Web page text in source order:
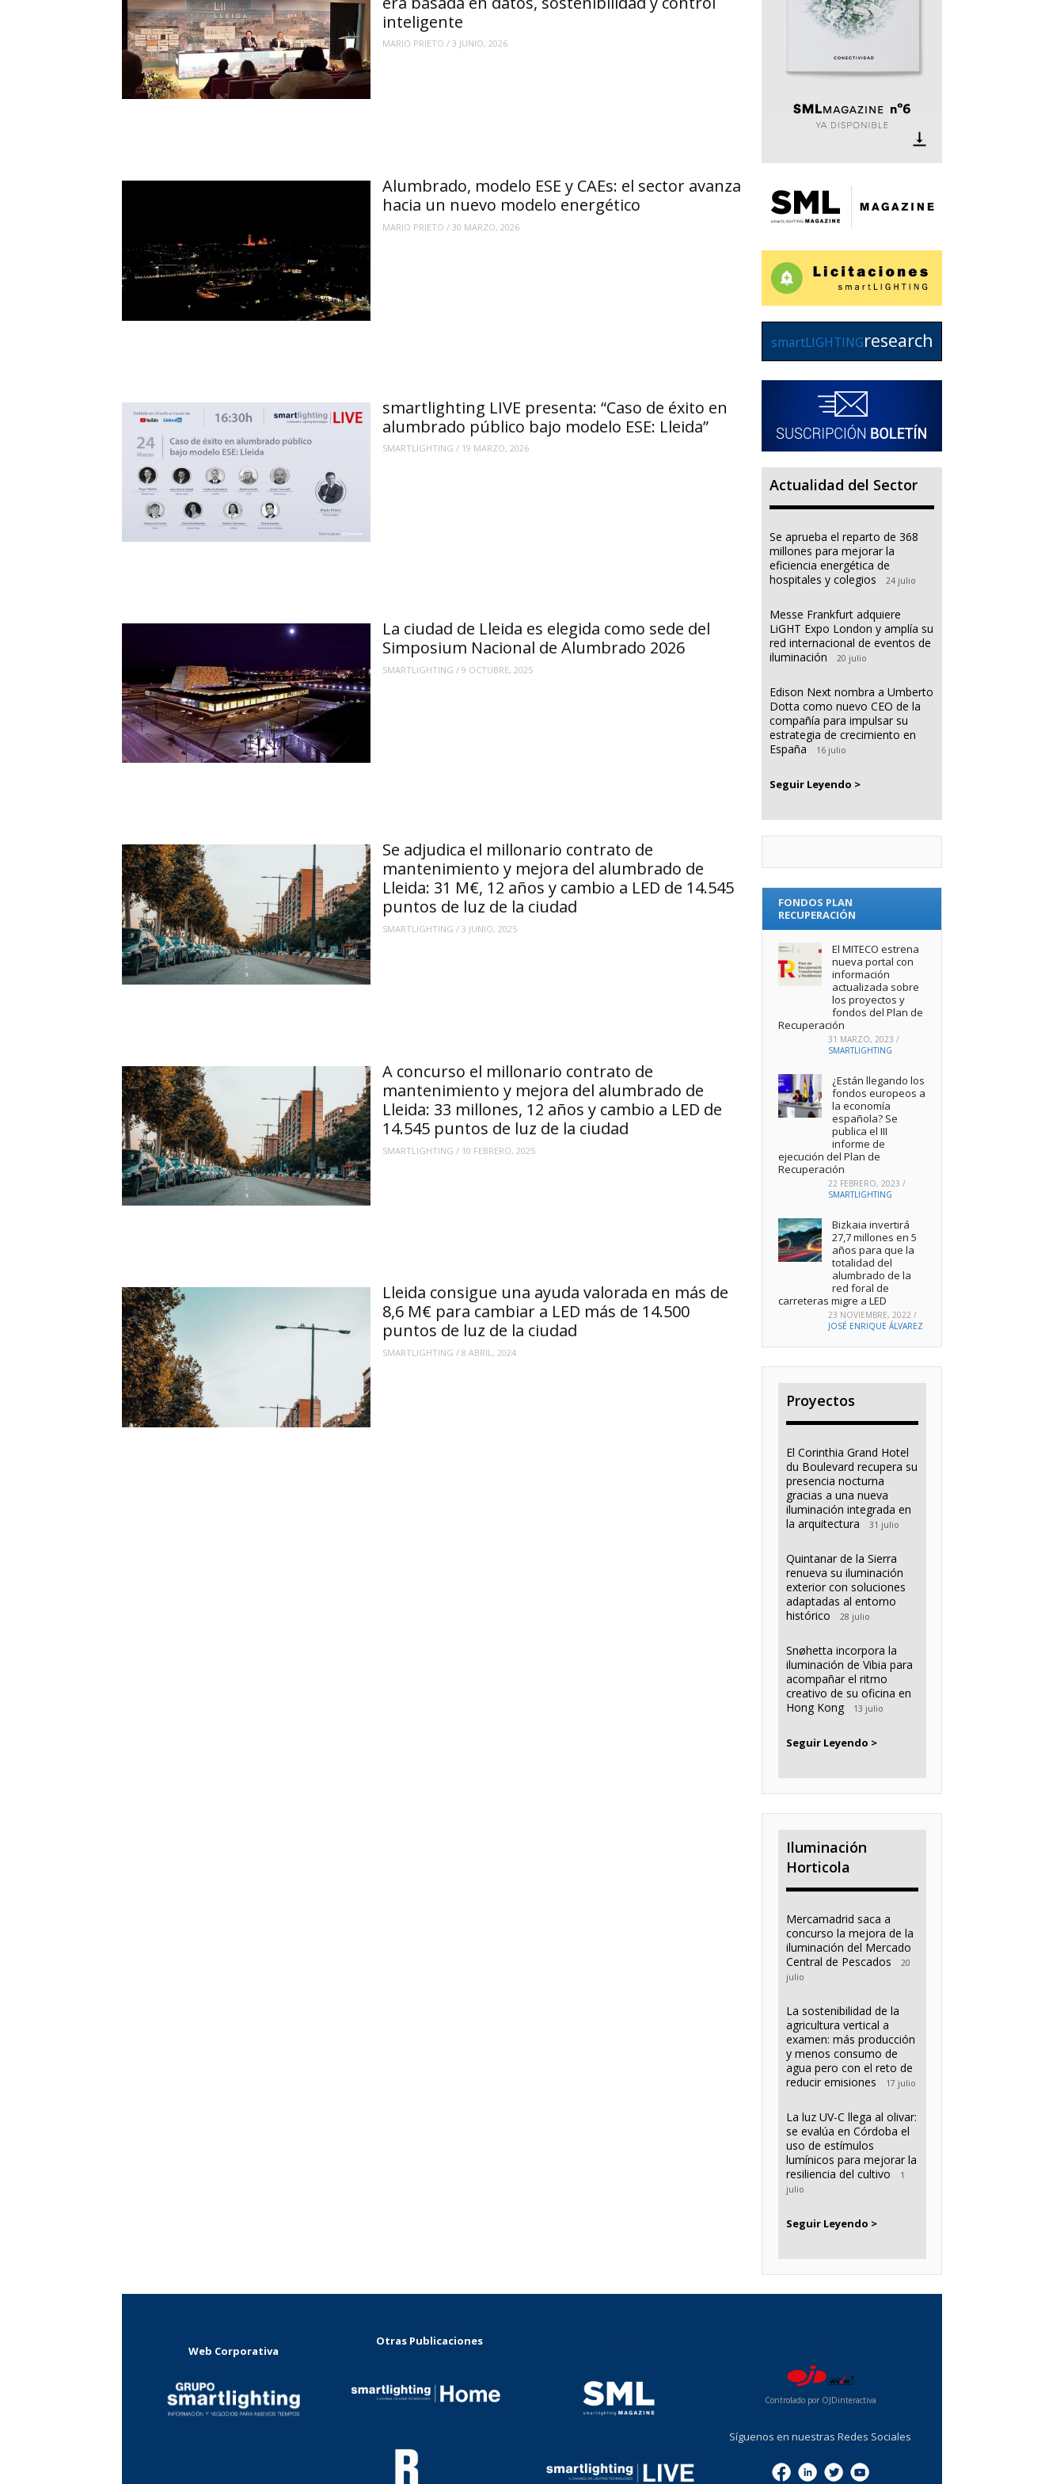
inteligente
MARIO PRIETO / 3 JUNIO, 2026
Alumbrado, modelo ESE y CAEs: el sector avanza
hacia un nuevo modelo energético
MARIO PRIETO / 30 MARZO, 2026
smartlighting LIVE presenta: “Caso de éxito en
alumbrado público bajo modelo ESE: Lleida”
SMARTLIGHTING / 19 MARZO, 2026
La ciudad de Lleida es elegida como sede del
Simposium Nacional de Alumbrado 2026
SMARTLIGHTING / 9 OCTUBRE, 2025
Se adjudica el millonario contrato de
mantenimiento y mejora del alumbrado de
Lleida: 31 M€, 12 años y cambio a LED de 14.545
puntos de luz de la ciudad
SMARTLIGHTING / 3 JUNIO, 2025
A concurso el millonario contrato de
mantenimiento y mejora del alumbrado de
Lleida: 33 millones, 12 años y cambio a LED de
14.545 puntos de luz de la ciudad
SMARTLIGHTING / 10 FEBRERO, 2025
Lleida consigue una ayuda valorada en más de
8,6 M€ para cambiar a LED más de 14.500
puntos de luz de la ciudad
SMARTLIGHTING / 8 ABRIL, 2024
smartLIGHTINGresearch
Actualidad del Sector
Se aprueba el reparto de 368
millones para mejorar la
eficiencia energética de
hospitales y colegios
24 julio
Messe Frankfurt adquiere
LiGHT Expo London y amplía su
red internacional de eventos de
iluminación
20 julio
Edison Next nombra a Umberto
Dotta como nuevo CEO de la
compañía para impulsar su
estrategia de crecimiento en
España
16 julio
Seguir Leyendo >
FONDOS PLAN
RECUPERACIÓN
El MITECO estrena
nueva portal con
información
actualizada sobre
los proyectos y
fondos del Plan de
Recuperación
31 MARZO, 2023 /
SMARTLIGHTING
¿Están llegando los
fondos europeos a
la economía
española? Se
publica el III
informe de
ejecución del Plan de
Recuperación
22 FEBRERO, 2023 /
SMARTLIGHTING
Bizkaia invertirá
27,7 millones en 5
años para que la
totalidad del
alumbrado de la
red foral de
carreteras migre a LED
23 NOVIEMBRE, 2022 /
JOSÉ ENRIQUE ÁLVAREZ
Proyectos
El Corinthia Grand Hotel
du Boulevard recupera su
presencia nocturna
gracias a una nueva
iluminación integrada en
la arquitectura
31 julio
Quintanar de la Sierra
renueva su iluminación
exterior con soluciones
adaptadas al entorno
histórico
28 julio
Snøhetta incorpora la
iluminación de Vibia para
acompañar el ritmo
creativo de su oficina en
Hong Kong
13 julio
Seguir Leyendo >
Iluminación
Horticola
Mercamadrid saca a
concurso la mejora de la
iluminación del Mercado
Central de Pescados
20
julio
La sostenibilidad de la
agricultura vertical a
examen: más producción
y menos consumo de
agua pero con el reto de
reducir emisiones
17 julio
La luz UV-C llega al olivar:
se evalúa en Córdoba el
uso de estímulos
lumínicos para mejorar la
resiliencia del cultivo
1
julio
Seguir Leyendo >
Web Corporativa
Otras Publicaciones
Controlado por OJDinteractiva
Síguenos en nuestras Redes Sociales